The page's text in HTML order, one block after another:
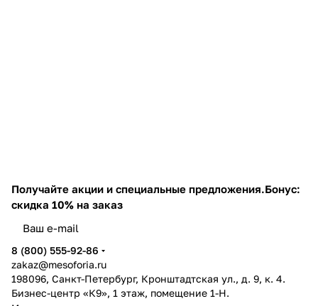
Получайте акции и специальные предложения.Бонус:
скидка 10% на заказ
8 (800) 555-92-86
zakaz@mesoforia.ru
198096, Санкт-Петербург, Кронштадтская ул., д. 9, к. 4.
Бизнес-центр «К9», 1 этаж, помещение 1-Н.